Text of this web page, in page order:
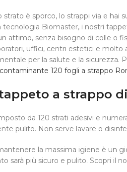
strato è sporco, lo strappi via e hai
tecnologia Biomaster, i nostri
attimo, senza bisogno di colle o
uffici, centri estetici e molto
per la salute e la
120 fogli a strappo
a strappo
da 120 strati adesivi e
pulito. Non serve lavare o
la massima igiene è un
sarà più sicuro e pulito. Scopri il